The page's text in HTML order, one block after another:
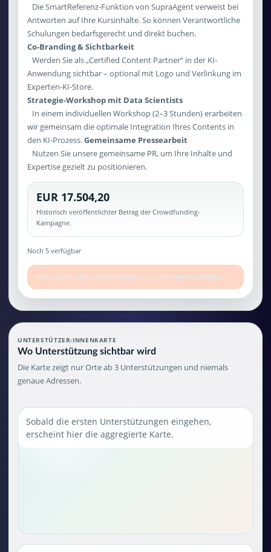
Die SmartReferenz-Funktion von SupraAgent verweist bei
Antworten auf Ihre Kursinhalte. So können Verantwortliche
Schulungen bedarfsgerecht und direkt buchen.
Co-Branding & Sichtbarkeit
Werden Sie als „Certified Content Partner“ in der KI-
Anwendung sichtbar – optional mit Logo und Verlinkung im
Experten-KI-Store.
Strategie-Workshop mit Data Scientists
In einem individuellen Workshop (2–3 Stunden) erarbeiten
wir gemeinsam die optimale Integration Ihres Contents in
den KI-Prozess.Gemeinsame Pressearbeit
Nutzen Sie unsere gemeinsame PR, um Ihre Inhalte und
Expertise gezielt zu positionieren.
EUR 17.504,20
Historisch veröffentlichter Betrag der Crowdfunding-
Kampagne.
Noch 5 verfügbar
Historische Unterstützungsoption – nicht mehr buchbar.
UNTERSTÜTZER:INNENKARTE
Wo Unterstützung sichtbar wird
Die Karte zeigt nur Orte ab 3 Unterstützungen und niemals
genaue Adressen.
Sobald die ersten Unterstützungen eingehen,
erscheint hier die aggregierte Karte.